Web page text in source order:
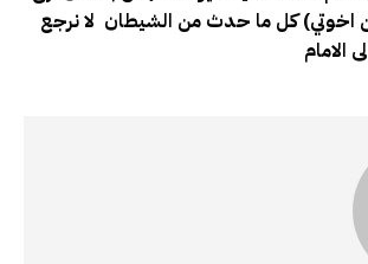
اخوتي) كل ما حدث من الشيطان لا نرجع